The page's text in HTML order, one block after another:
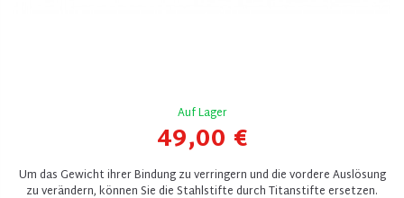
Auf Lager
49,00 €
Um das Gewicht ihrer Bindung zu verringern und die vordere Auslösung
zu verändern, können Sie die Stahlstifte durch Titanstifte ersetzen.